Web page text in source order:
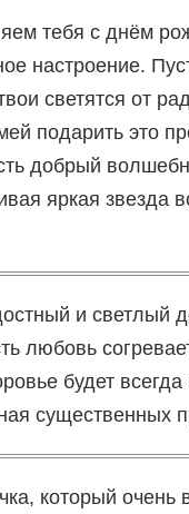
тебя с днём
настроение.
светятся от
подарить это
добрый
яркая звезда
и светлый
любовь
будет
существенных
который